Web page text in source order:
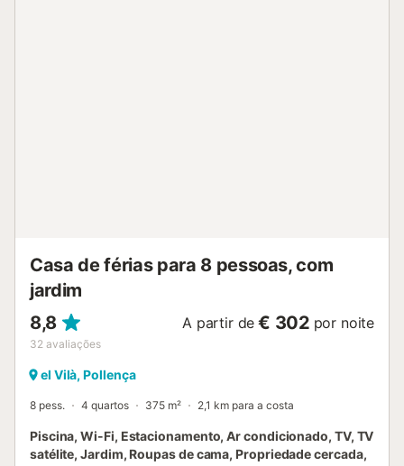
Casa de férias para 8 pessoas, com
jardim
8,8
32 avaliações
A partir de € 302 por noite
el Vilà, Pollença
8 pess. 4 quartos 375 m² 2,1 km para a costa
Piscina, Wi-Fi, Estacionamento, Ar condicionado, TV, TV
satélite, Jardim, Roupas de cama, Propriedade cercada,